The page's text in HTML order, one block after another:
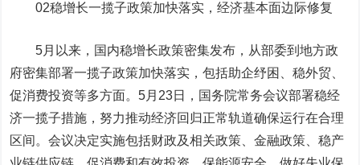
02稳增长一揽子政策加快落实，经济基本面边际修复
5月以来，国内稳增长政策密集发布，从部委到地方政
府密集部署一揽子政策加快落实，包括助企纾困、稳外贸、
促消费投资等多方面。5月23日，国务院常务会议部署稳经
济一揽子措施，努力推动经济回归正常轨道确保运行在合理
区间。会议决定实施包括财政及相关政策、金融政策、稳产